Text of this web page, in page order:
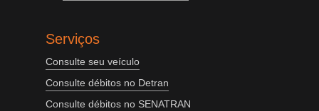
Serviços
Consulte seu veículo
Consulte débitos no Detran
Consulte débitos no SENATRAN